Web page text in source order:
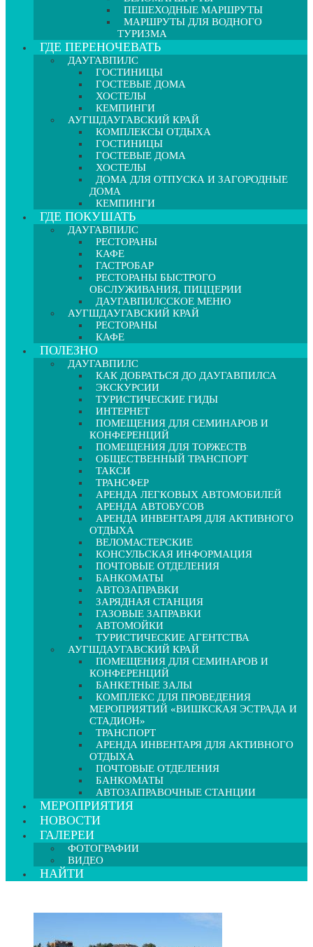
ПЕШЕХОДНЫЕ МАРШРУТЫ
МАРШРУТЫ ДЛЯ ВОДНОГО
ТУРИЗМА
ГДЕ ПЕРЕНОЧЕВАТЬ
ДАУГАВПИЛС
ГОСТИНИЦЫ
ГОСТЕВЫЕ ДОМА
ХОСТЕЛЫ
КЕМПИНГИ
АУГШДАУГАВСКИЙ КРАЙ
КОМПЛЕКСЫ ОТДЫХА
ГОСТИНИЦЫ
ГОСТЕВЫЕ ДОМА
ХОСТЕЛЫ
ДОМА ДЛЯ ОТПУСКА И ЗАГОРОДНЫЕ
ДОМА
КЕМПИНГИ
ГДЕ ПОКУШАТЬ
ДАУГАВПИЛС
РЕСТОРАНЫ
КАФЕ
ГАСТРОБАР
РЕСТОРАНЫ БЫСТРОГО
ОБСЛУЖИВАНИЯ, ПИЦЦЕРИИ
ДАУГАВПИЛССКОЕ МЕНЮ
АУГШДАУГАВСКИЙ КРАЙ
РЕСТОРАНЫ
КАФЕ
ПОЛЕЗНО
ДАУГАВПИЛС
КАК ДОБРАТЬСЯ ДО ДАУГАВПИЛСА
ЭКСКУРСИИ
ТУРИСТИЧЕСКИЕ ГИДЫ
ИНТЕРНЕТ
ПОМЕЩЕНИЯ ДЛЯ СЕМИНАРОВ И
КОНФЕРЕНЦИЙ
ПОМЕЩЕНИЯ ДЛЯ ТОРЖЕСТВ
ОБЩЕСТВЕННЫЙ ТРАНСПОРТ
ТАКСИ
ТРАНСФЕР
АРЕНДА ЛЕГКОВЫХ АВТОМОБИЛЕЙ
АРЕНДА АВТОБУСОВ
АРЕНДА ИНВЕНТАРЯ ДЛЯ АКТИВНОГО
ОТДЫХА
ВЕЛОМАСТЕРСКИЕ
КОНСУЛЬСКАЯ ИНФОРМАЦИЯ
ПОЧТОВЫЕ ОТДЕЛЕНИЯ
БАНКОМАТЫ
АВТОЗАПРАВКИ
ЗАРЯДНАЯ СТАНЦИЯ
ГАЗОВЫЕ ЗАПРАВКИ
АВТОМОЙКИ
ТУРИСТИЧЕСКИЕ АГЕНТСТВА
АУГШДАУГАВСКИЙ КРАЙ
ПОМЕЩЕНИЯ ДЛЯ СЕМИНАРОВ И
КОНФЕРЕНЦИЙ
БАНКЕТНЫЕ ЗАЛЫ
КОМПЛЕКС ДЛЯ ПРОВЕДЕНИЯ
МЕРОПРИЯТИЙ «ВИШКСКАЯ ЭСТРАДА И
СТАДИОН»
ТРАНСПОРТ
АРЕНДА ИНВЕНТАРЯ ДЛЯ АКТИВНОГО
ОТДЫХА
ПОЧТОВЫЕ ОТДЕЛЕНИЯ
БАНКОМАТЫ
АВТОЗАПРАВОЧНЫЕ СТАНЦИИ
МЕРОПРИЯТИЯ
НОВОСТИ
ГАЛЕРЕИ
ФОТОГРАФИИ
ВИДЕО
НАЙТИ